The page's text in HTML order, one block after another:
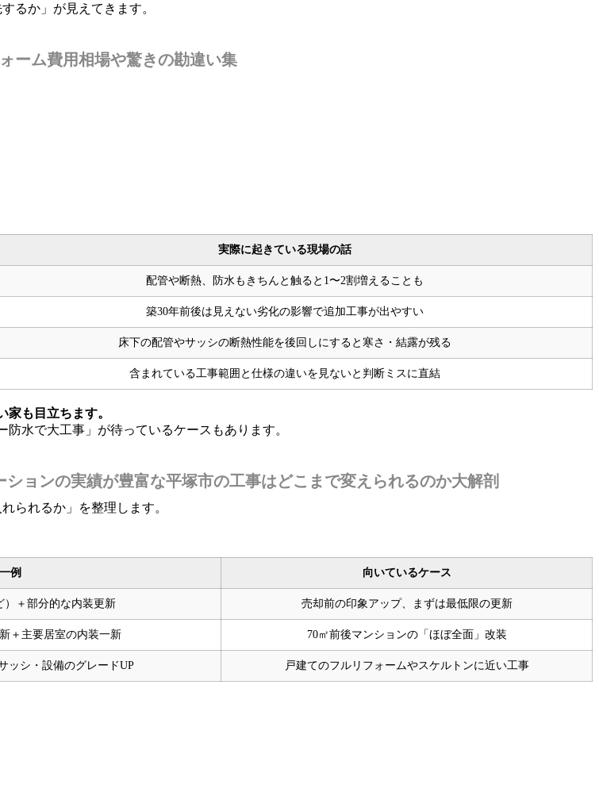
るか」が見えてきます。
ーム費用相場や驚きの勘違い集
実際に起きている現場の話
配管や断熱、防水もきちんと触ると1〜2割増えることも
築30年前後は見えない劣化の影響で追加工事が出やすい
床下の配管やサッシの断熱性能を後回しにすると寒さ・結露が残る
含まれている工事範囲と仕様の違いを見ないと判断ミスに直結
も目立ちます。
水で大工事」が待っているケースもあります。
ションの実績が豊富な平塚市の工事はどこまで変えられるのか大解剖
られるか」を整理します。
例 向いているケース
）＋部分的な内装更新 売却前の印象アップ、まずは最低限の更新
＋主要居室の内装一新 70㎡前後マンションの「ほぼ全面」改装
ッシ・設備のグレードUP 戸建てのフルリフォームやスケルトンに近い工事